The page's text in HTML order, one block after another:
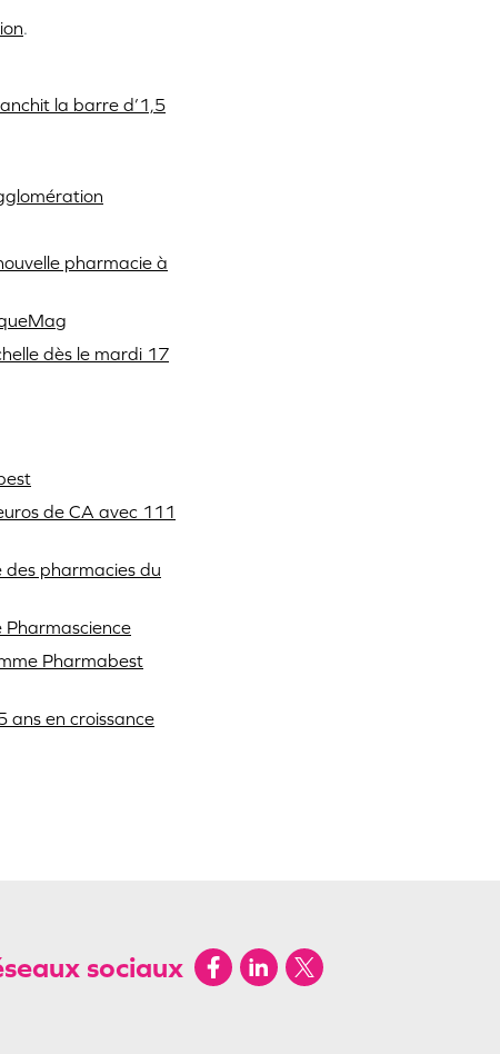
.
la barre d’1,5
pharmacie à
dès le mardi 17
de CA avec 111
pharmacies du
Pharmabest
ans en croissance
sociaux